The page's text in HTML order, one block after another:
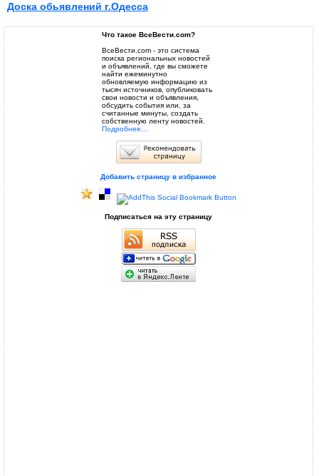
Доска обьявлений г.Одесса
Что такое ВсеВести.com?
ВсеВести.com - это система
поиска региональных новостей
и объявлений, где вы сможете
найти ежеминутно
обновляемую информацию из
тысяч источников, опубликовать
свои новости и объявления,
обсудить события или, за
считанные минуты, создать
собственную ленту новостей.
Подробнее...
Добавить страницу в избранное
Подписаться на эту страницу